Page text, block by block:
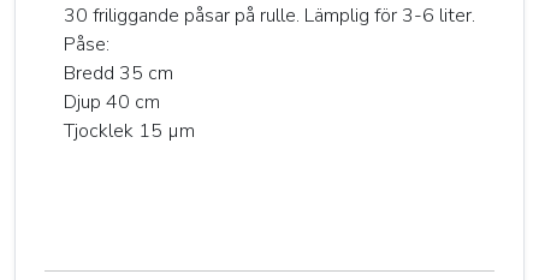
30 friliggande påsar på rulle. Lämplig för 3-6 liter.
Påse:
Bredd 35 cm
Djup 40 cm
Tjocklek 15 µm